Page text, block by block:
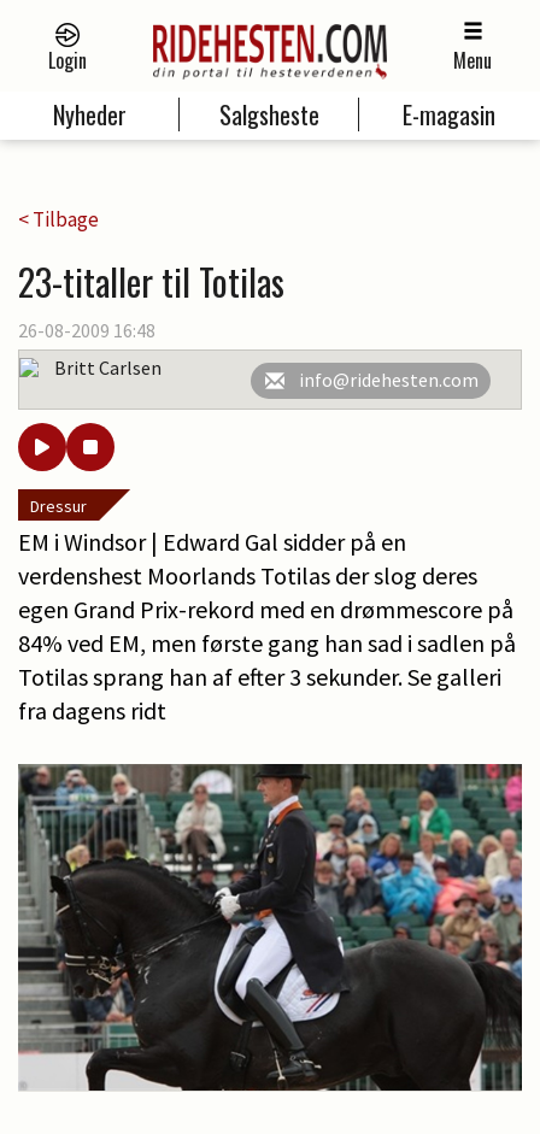
Login Menu
Nyheder Salgsheste E-magasin
< Tilbage
23-titaller til Totilas
26-08-2009 16:48
Britt Carlsen
info@ridehesten.com
Dressur
EM i Windsor | Edward Gal sidder på en
verdenshest Moorlands Totilas der slog deres
egen Grand Prix-rekord med en drømmescore på
84% ved EM, men første gang han sad i sadlen på
Totilas sprang han af efter 3 sekunder. Se galleri
fra dagens ridt